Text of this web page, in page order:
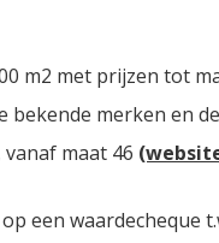
m2 met prijzen tot
bekende merken en
maat 46
een waardecheque